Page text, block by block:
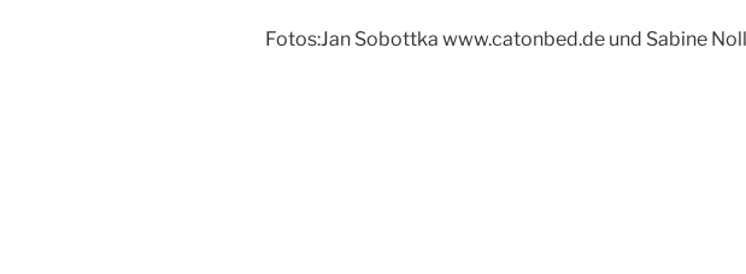
Fotos:Jan Sobottka www.catonbed.de und Sabine Noll